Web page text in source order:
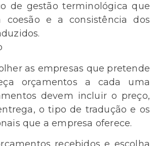
de gestão terminológica que
coesão e a consistência dos
as empresas que pretende
orçamentos a cada uma
devem incluir o preço,
o tipo de tradução e os
que a empresa oferece.